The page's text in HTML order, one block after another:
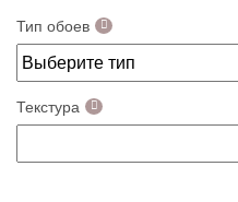
Тип обоев
Текстура